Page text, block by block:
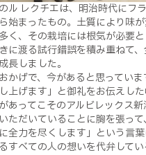
ル レクチエは、明治時代にフ
始まったもの。土質により味
く、その栽培には根気が必要
に渡る試行錯誤を積み重ねて
長しました。
かげで、今があると思ってい
上げます」と御礼をお伝えし
あってこそのアルビレックス新
ただいていることに胸を張っ
全力を尽くします」という言
すべての人の想いを代弁してい